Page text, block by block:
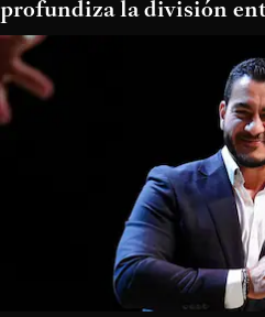
profundiza la división